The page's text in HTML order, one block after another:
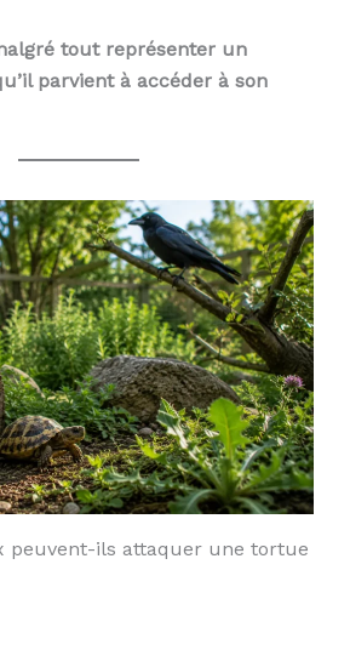
tout représenter un
parvient à accéder à son
peuvent-ils attaquer une tortue